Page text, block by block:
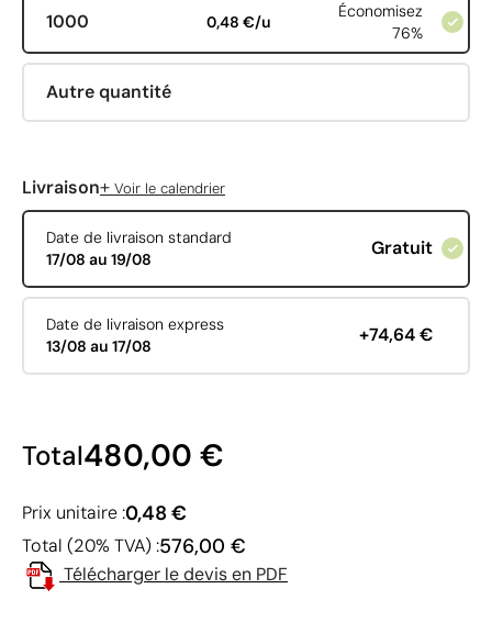
1000 0,48 €/u
Économisez
76%
Autre quantité
Livraison+ Voir le calendrier
Date de livraison standard
17/08 au 19/08
Gratuit
Date de livraison express
13/08 au 17/08
+74,64 €
Total480,00 €
Prix unitaire :0,48 €
Total (20% TVA) :576,00 €
Télécharger le devis en PDF